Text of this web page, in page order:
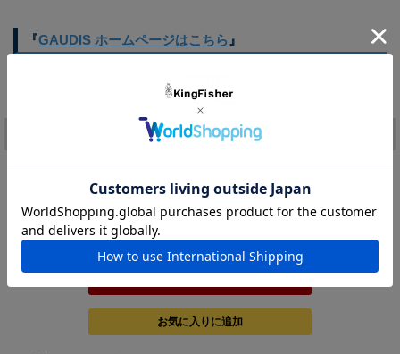
『GAUDIS ホームページはこちら 』
個
在庫